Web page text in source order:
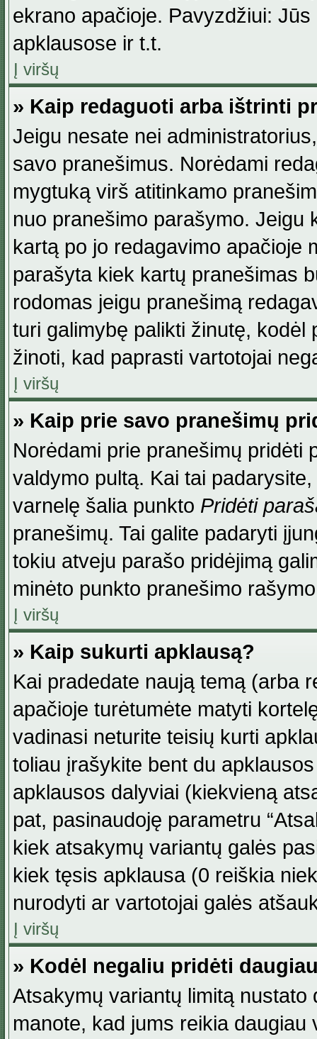
ekrano apačioje. Pavyzdžiui:
apklausose ir t.t.
Į viršų
» Kaip redaguoti arba ištrinti
Jeigu nesate nei
savo pranešimus. Norėdami
mygtuką virš atitinkamo
nuo pranešimo parašymo. Jeigu
kartą po jo redagavimo apačioje
parašyta kiek kartų pranešimas
rodomas jeigu pranešimą
turi galimybę palikti žinutę, kodėl
žinoti, kad paprasti vartotojai
Į viršų
» Kaip prie savo pranešimų
Norėdami prie pranešimų pridėti
valdymo pultą. Kai tai
varnelę šalia punkto Pridėti
pranešimų. Tai galite padaryti
tokiu atveju parašo pridėjimą
minėto punkto pranešimo
Į viršų
» Kaip sukurti apklausą?
Kai pradedate naują temą (arba
apačioje turėtumėte matyti
vadinasi neturite teisių kurti
toliau įrašykite bent du
apklausos dalyviai (kiekvieną
pat, pasinaudoję parametru
kiek atsakymų variantų galės
kiek tęsis apklausa (0 reiškia
nurodyti ar vartotojai galės
Į viršų
» Kodėl negaliu pridėti
Atsakymų variantų limitą
manote, kad jums reikia daugiau